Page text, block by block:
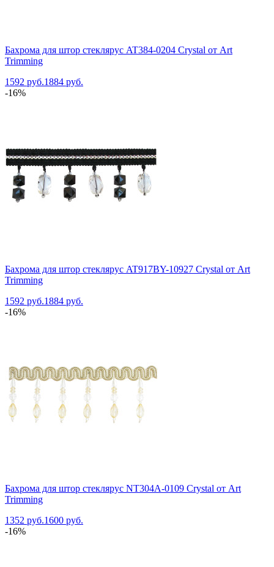
Бахрома для штор стеклярус AT384-0204 Crystal от Art
Trimming
1592 руб.1884 руб.
-16%
Бахрома для штор стеклярус AT917BY-10927 Crystal от Art
Trimming
1592 руб.1884 руб.
-16%
Бахрома для штор стеклярус NT304A-0109 Crystal от Art
Trimming
1352 руб.1600 руб.
-16%